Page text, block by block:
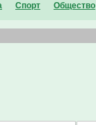
Спорт Общество